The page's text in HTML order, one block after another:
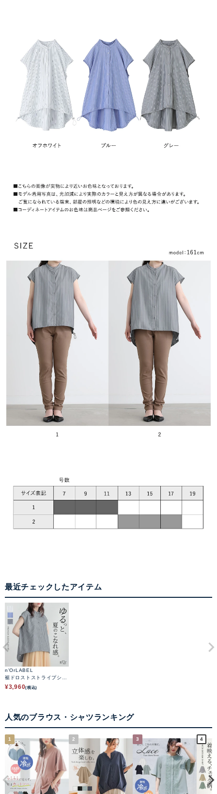
最近チェックしたアイテム
n'OrLABEL
裾ドロストストライプシャ
ツ
¥3,960(税込)
人気のブラウス・シャツランキング
1 2 3 4